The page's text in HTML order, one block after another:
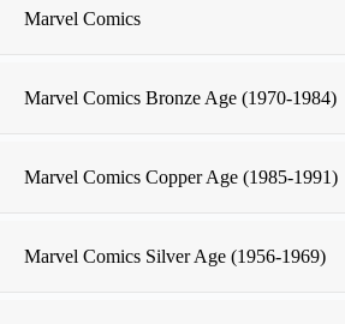
Marvel Comics
Marvel Comics Bronze Age (1970-1984)
Marvel Comics Copper Age (1985-1991)
Marvel Comics Silver Age (1956-1969)